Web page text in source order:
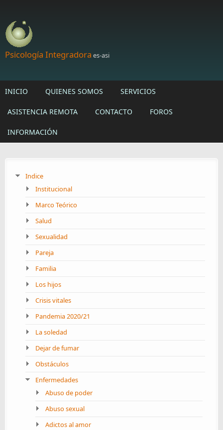
Psicología Integradora es-asi
INICIO QUIENES SOMOS SERVICIOS
ASISTENCIA REMOTA CONTACTO FOROS
INFORMACIÓN
Indice
Institucional
Marco Teórico
Salud
Sexualidad
Pareja
Familia
Los hijos
Crisis vitales
Pandemia 2020/21
La soledad
Dejar de fumar
Obstáculos
Enfermedades
Abuso de poder
Abuso sexual
Adictos al amor